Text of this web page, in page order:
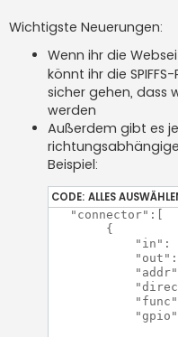
Wichtigste Neuerungen:
Wenn ihr die
könnt ihr die
sicher gehen, dass
werden
Außerdem gibt es
Beispiel:
CODE: ALLES
   "connector":[
        {
"in":